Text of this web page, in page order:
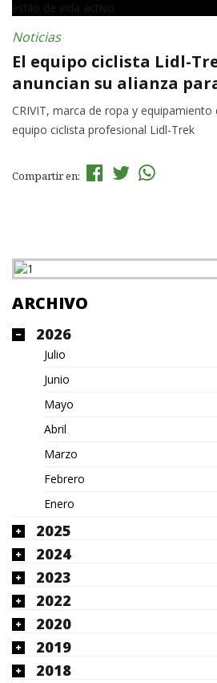
Noticias
El equipo ciclista Lidl-
anuncian su alianza
CRIVIT, marca de ropa y
equipo ciclista profesional Lidl-Trek
Compartir en:
ARCHIVO
2026
Julio
Junio
Mayo
Abril
Marzo
Febrero
Enero
2025
2024
2023
2022
2020
2019
2018